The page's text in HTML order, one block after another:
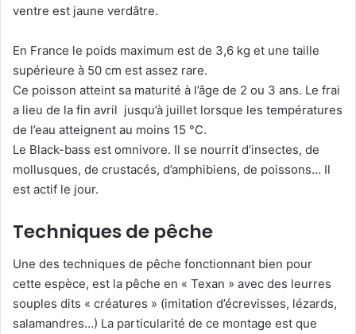
ventre est jaune verdâtre.
En France le poids maximum est de 3,6 kg et une taille
supérieure à 50 cm est assez rare.
Ce poisson atteint sa maturité à l’âge de 2 ou 3 ans. Le frai
a lieu de la fin avril jusqu’à juillet lorsque les températures
de l’eau atteignent au moins 15 °C.
Le Black-bass est omnivore. Il se nourrit d’insectes, de
mollusques, de crustacés, d’amphibiens, de poissons… Il
est actif le jour.
Techniques de pêche
Une des techniques de pêche fonctionnant bien pour
cette espèce, est la pêche en « Texan » avec des leurres
souples dits « créatures » (imitation d’écrevisses, lézards,
salamandres…) La particularité de ce montage est que